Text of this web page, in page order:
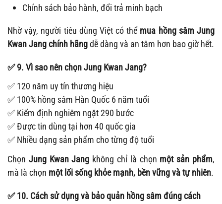
Chính sách bảo hành, đổi trả minh bạch
Nhờ vậy, người tiêu dùng Việt có thể mua hồng sâm Jung
Kwan Jang chính hãngdễ dàng và an tâm hơn bao giờ hết.
✅ 9. Vì sao nên chọn Jung Kwan Jang?
✅ 120 năm uy tín thương hiệu
✅ 100% hồng sâm Hàn Quốc 6 năm tuổi
✅ Kiểm định nghiêm ngặt 290 bước
✅ Được tin dùng tại hơn 40 quốc gia
✅ Nhiều dạng sản phẩm cho từng độ tuổi
Chọn Jung Kwan Jang không chỉ là chọn một sản phẩm,
mà là chọn một lối sống khỏe mạnh, bền vững và tự nhiên.
✅ 10. Cách sử dụng và bảo quản hồng sâm đúng cách